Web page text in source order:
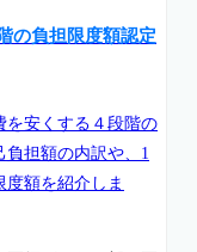
の負担限度額認定
を安くする４段階の
担額の内訳や、1
額を紹介しま